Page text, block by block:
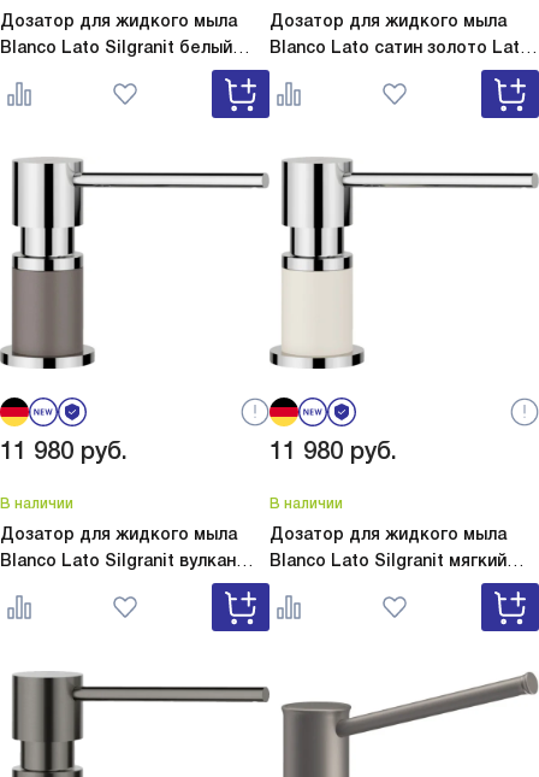
Дозатор для жидкого мыла
Blanco Lato Silgranit белый
Lato Silgranit белый 525814
Дозатор для жидкого мыла
Blanco Lato сатин золото Lato
11 980 руб.
В наличии
Дозатор для жидкого мыла
Blanco Lato Silgranit вулкан
Lato Silgranit вулкан
серый 526954
11 980 руб.
В наличии
Дозатор для жидкого мыла
Blanco Lato Silgranit мягкий
Lato Silgranit мягкий
белый 526955